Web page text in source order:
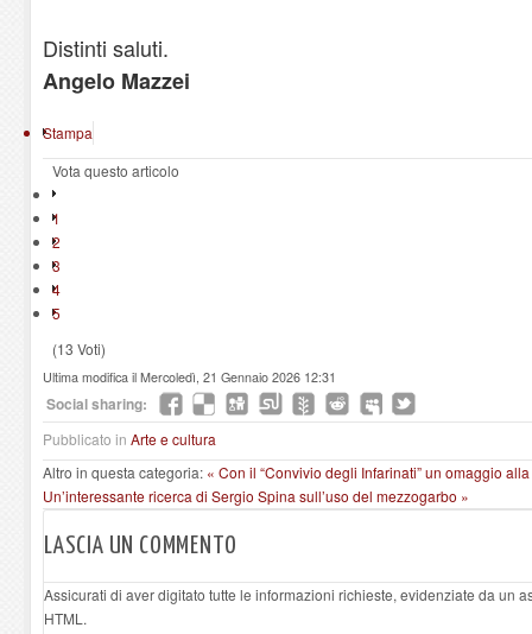
Distinti saluti.
Angelo Mazzei
Stampa
Vota questo articolo
1
2
3
4
5
(13 Voti)
Ultima modifica il Mercoledì, 21 Gennaio 2026 12:31
Social sharing:
Pubblicato in Arte e cultura
Altro in questa categoria: « Con il “Convivio degli Infarinati” un omaggio
Un’interessante ricerca di Sergio Spina sull’uso del mezzogarbo »
LASCIA UN COMMENTO
Assicurati di aver digitato tutte le informazioni richieste, evidenziate da un
HTML.